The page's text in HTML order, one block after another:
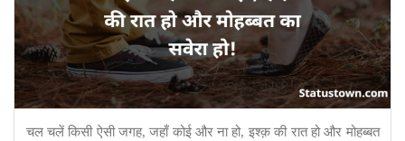
चल चलें किसी ऐसी जगह, जहाँ कोई और ना हो, इश्क़ की रात हो और मोहब्बत